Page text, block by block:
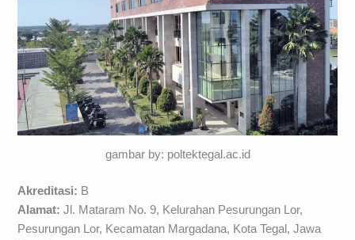
gambar by: poltektegal.ac.id
Akreditasi: B
Alamat:Jl. Mataram No. 9, Kelurahan Pesurungan Lor,
Pesurungan Lor, Kecamatan Margadana, Kota Tegal, Jawa